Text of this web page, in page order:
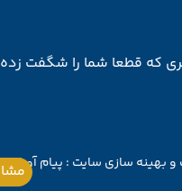
که قطعا شما را شگفت
و بهینه سازی سایت : پیام آوران